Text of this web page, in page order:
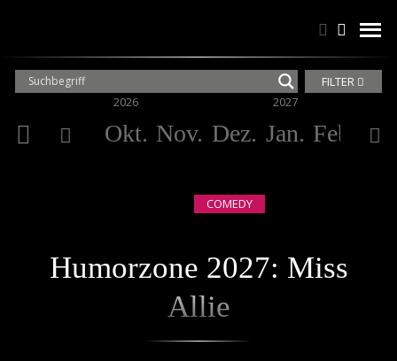
Suchen
Suchen
2026
Okt. Nov. Dez.
2027
Jan. Feb.
FILTER
COMEDY
Humorzone 2027: Miss
Allie